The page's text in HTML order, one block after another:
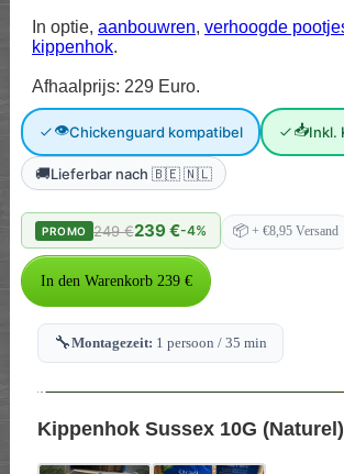
In optie, aanbouwren, verhoogde
kippenhok.
Afhaalprijs: 229 Euro.
👁Chickenguard kompatibel 📥Inkl.
🚚Lieferbar nach 🇧🇪 🇳🇱
PROMO 249 €239 €-4% 📦+ €8,95 Versand
🔧Montagezeit: 1 persoon / 35 min
--
Kippenhok Sussex 10G (Naturel)